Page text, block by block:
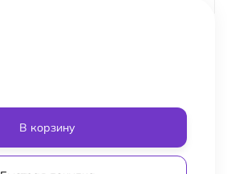
В корзину